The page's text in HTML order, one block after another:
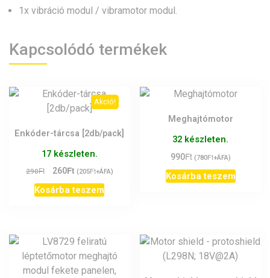
1x vibráció modul / vibramotor modul.
Kapcsolódó termékek
Akció!
Enkóder-tárcsa [2db/pack]
17 készleten.
290Ft
Original
price
was:
260FtCurrent
price
is:
(205Ft+ÁFA)
Kosárba teszem
Meghajtómotor
32 készleten.
990Ft (780Ft+ÁFA)
Kosárba teszem